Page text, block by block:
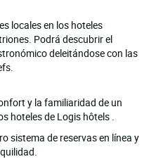
locales en los hoteles
Podrá descubrir el
deleitándose con las
y la familiaridad de un
hoteles de Logis hôtels .
sistema de reservas en línea y